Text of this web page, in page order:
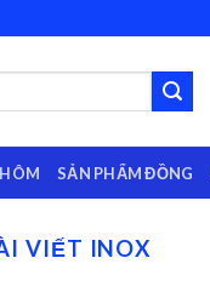
SẢN PHẨM ĐỒNG
VIẾT INOX